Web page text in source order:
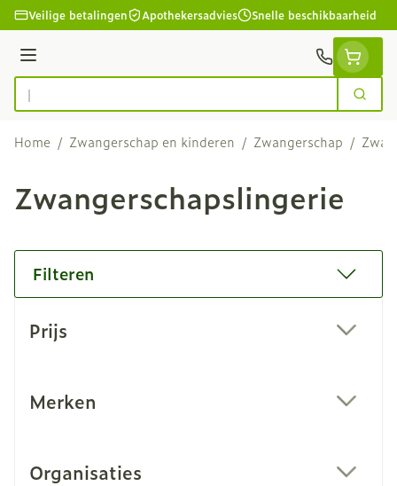
Ga naar de inhoud
Veilige betalingen Apothekersadvies Snelle beschikbaarheid
Menu
Product, merk, categorie...
Zoek
Home / Zwangerschap en kinderen / Zwangerschap /
Zwangerschapslingerie
Filteren
Prijs
Merken
Organisaties